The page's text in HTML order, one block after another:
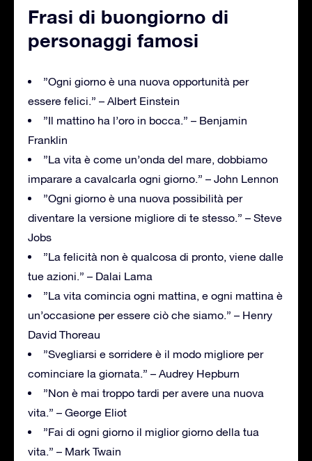
Frasi di buongiorno di
personaggi famosi
”Ogni giorno è una nuova opportunità per
essere felici.” – Albert Einstein
”Il mattino ha l’oro in bocca.” – Benjamin
Franklin
”La vita è come un’onda del mare, dobbiamo
imparare a cavalcarla ogni giorno.” – John Lennon
”Ogni giorno è una nuova possibilità per
diventare la versione migliore di te stesso.” – Steve
Jobs
”La felicità non è qualcosa di pronto, viene dalle
tue azioni.” – Dalai Lama
”La vita comincia ogni mattina, e ogni mattina è
un’occasione per essere ciò che siamo.” – Henry
David Thoreau
”Svegliarsi e sorridere è il modo migliore per
cominciare la giornata.” – Audrey Hepburn
”Non è mai troppo tardi per avere una nuova
vita.” – George Eliot
”Fai di ogni giorno il miglior giorno della tua
vita.” – Mark Twain